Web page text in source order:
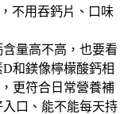
不用吞鈣片、口味
量高不高，也要看
和鎂像檸檬酸鈣相
更符合日常營養補
口、能不能每天持